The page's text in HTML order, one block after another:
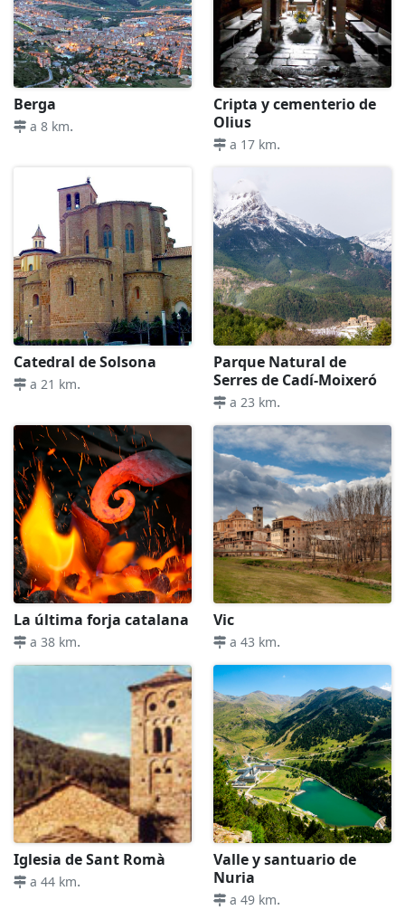
Berga
a 8 km.
Cripta y cementerio de
Olius
a 17 km.
Catedral de Solsona
a 21 km.
Parque Natural de
Serres de Cadí-Moixeró
a 23 km.
La última forja catalana
a 38 km.
Vic
a 43 km.
Iglesia de Sant Romà
a 44 km.
Valle y santuario de
Nuria
a 49 km.